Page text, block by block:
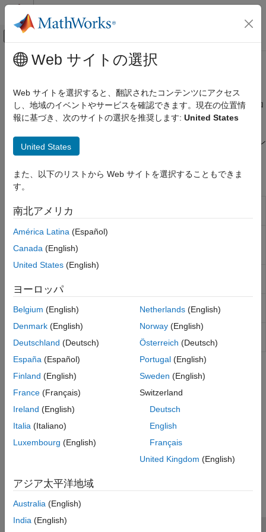
コンテンツへスキップ
オフキャンバス ナビゲーション メ
ドキュメンテーションのホーム
FPGA、ASIC、および SoC 開発
HDL Coder
カテゴリ
Simulink Real-Time FPGA I/O モジュール
Simscape ハードウェアインザループ ワー
クフロー
RCP and HIL のブロック
メインコンテンツ
RCP and HIL のブロック
RCP and HIL ライブラリのブロックを使用したラピッド制御プロ
トタイピング (RCP) とハードウェアインザループ (HIL) テスト
イスでラピッド制御プロトタイピング (RCP) とハードウェアイン
ザループ (HIL) テストを実行できます。
ブロック
Sparse Matrix-
Vector Product
HDL
Combinatorial
Logic
Implement truth table
Space
Fixed-Point
State-Space
離散時間状態空間を実現
トピック
Resonant LLC Converter for Real-Time FPGA Deployment
Model a resonant LLC converter by using Simscape™ switches,
simulation.
この情報は役に立ちましたか？
Web サイトの選択
Web サイトを選択すると、翻訳されたコンテンツにアクセス
し、地域のイベントやサービスを確認できます。現在の位置情
報に基づき、次のサイトの選択を推奨します: United States
United States
また、以下のリストから Web サイトを選択することもできま
す。
南北アメリカ
América Latina (Español)
Canada (English)
United States (English)
ヨーロッパ
Belgium (English)
Denmark (English)
Deutschland (Deutsch)
España (Español)
Finland (English)
France (Français)
Ireland (English)
Italia (Italiano)
Luxembourg (English)
Netherlands(English)
Norway(English)
Österreich (Deutsch)
Portugal(English)
Sweden (English)
Switzerland
Deutsch
English
Français
United Kingdom (English)
アジア太平洋地域
Australia (English)
India (English)